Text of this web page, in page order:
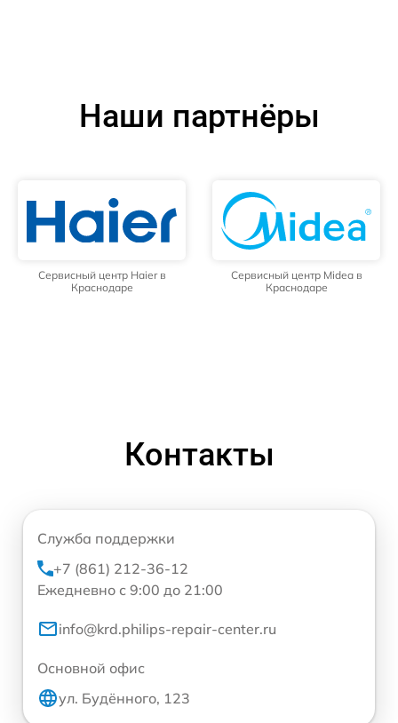
Наши партнёры
Сервисный центр Haier в
Краснодаре
Сервисный центр Midea в
Краснодаре
Контакты
Служба поддержки
+7 (861) 212-36-12
Ежедневно с 9:00 до 21:00
info@krd.philips-repair-center.ru
Основной офис
ул. Будённого, 123